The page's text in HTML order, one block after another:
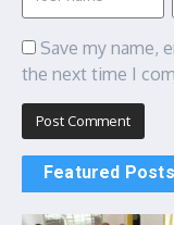
Save my name,
the next time I
Featured Posts